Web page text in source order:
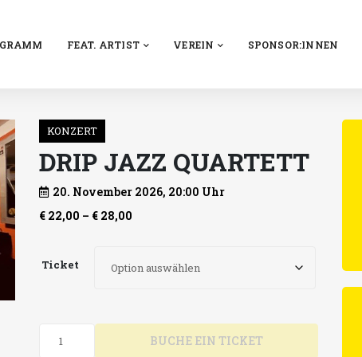
FEAT. ARTIST VEREIN SPONSOR:INNEN
KONZERT
DRIP JAZZ QUARTETT
20. November 2026, 20:00 Uhr
€22,00 – €28,00PREISSPANNE:
BIS
Ticket
Jazz
BUCHE EIN TICKET